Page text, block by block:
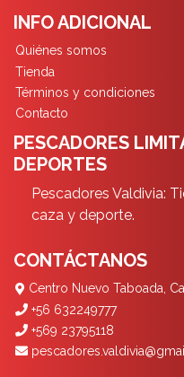
INFO ADICIONAL
Quiénes somos
Tienda
Términos y condiciones
Contacto
PESCADORES
DEPORTES
Pescadores Valdivia:
caza y deporte.
CONTÁCTANOS
Centro Nuevo Taboada,
+56 632249777
+569 23795118